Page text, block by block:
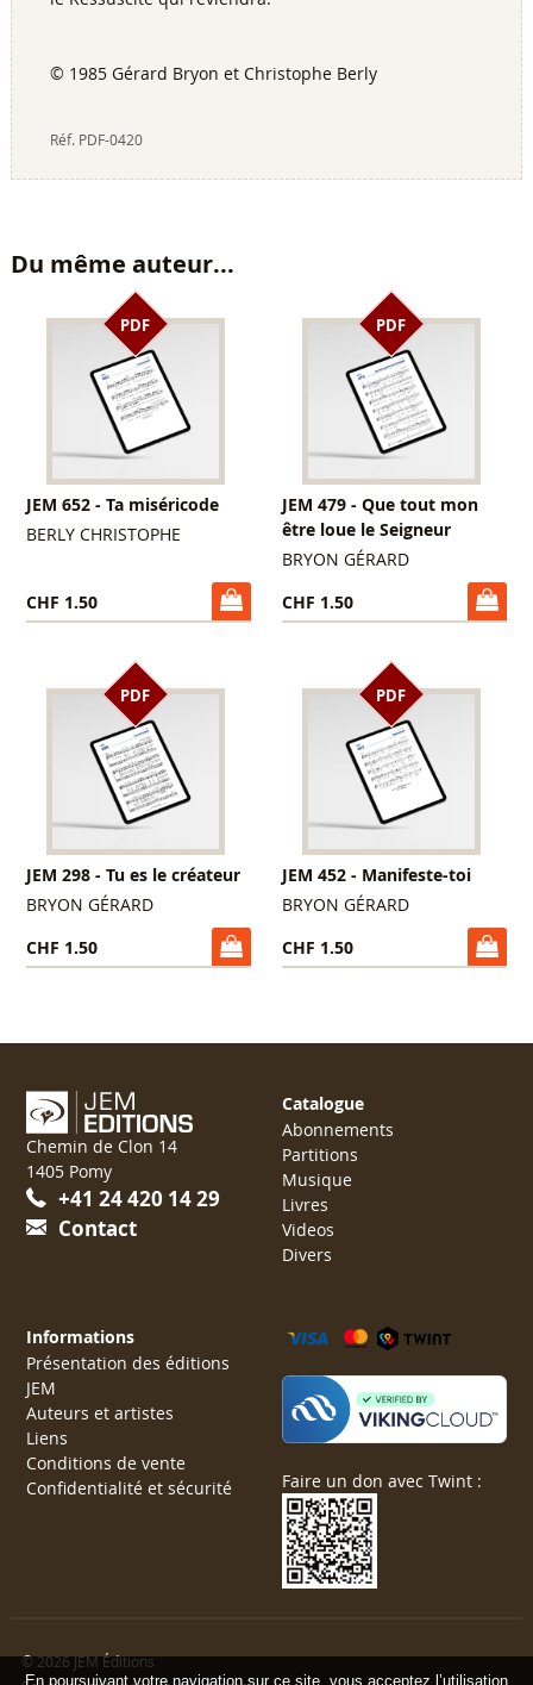
En poursuivant votre navigation sur ce site, vous acceptez l’utilisation
© 1985 Gérard Bryon et Christophe Berly
Réf. PDF-0420
Du même auteur...
PDF
JEM 652 - Ta miséricode
BERLY CHRISTOPHE
CHF 1.50
PDF
JEM 479 - Que tout mon
être loue le Seigneur
BRYON GÉRARD
CHF 1.50
PDF
JEM 298 - Tu es le créateur
BRYON GÉRARD
CHF 1.50
PDF
JEM 452 - Manifeste-toi
BRYON GÉRARD
CHF 1.50
Chemin de Clon 14
1405 Pomy
+41 24 420 14 29
Contact
Catalogue
Abonnements
Partitions
Musique
Livres
Videos
Divers
Informations
Présentation des éditions
JEM
Auteurs et artistes
Liens
Conditions de vente
Confidentialité et sécurité
Faire un don avec Twint :
© 2026 JEM Éditions